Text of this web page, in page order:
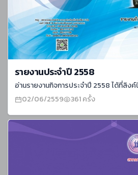
รายงานประจำปี 2558
02/06/2559
361 ครั้ง